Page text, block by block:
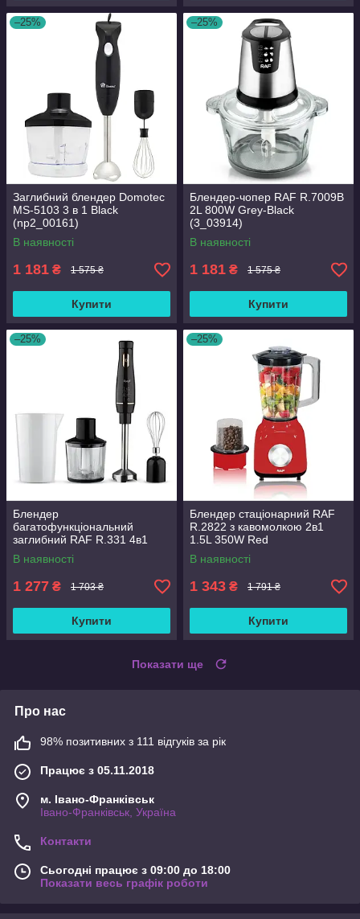
–25%
Заглибний блендер Domotec
MS-5103 3 в 1 Black
(np2_00161)
В наявності
1 181 ₴ 1 575 ₴
Купити
–25%
Блендер-чопер RAF R.7009B
2L 800W Grey-Black
(3_03914)
В наявності
1 181 ₴ 1 575 ₴
Купити
–25%
Блендер
багатофункціональний
заглибний RAF R.331 4в1
800W Black
В наявності
1 277 ₴ 1 703 ₴
Купити
–25%
Блендер стаціонарний RAF
R.2822 з кавомолкою 2в1
1.5L 350W Red
В наявності
1 343 ₴ 1 791 ₴
Купити
Показати ще
Про нас
98% позитивних з 111 відгуків за рік
Працює з 05.11.2018
м. Івано-Франківськ
Івано-Франківськ, Україна
Контакти
Сьогодні працює з 09:00 до 18:00
Показати весь графік роботи